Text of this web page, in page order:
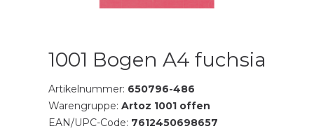
1001 Bogen A4 fuchsia
Artikelnummer: 650796-486
Warengruppe: Artoz 1001 offen
EAN/UPC-Code: 7612450698657